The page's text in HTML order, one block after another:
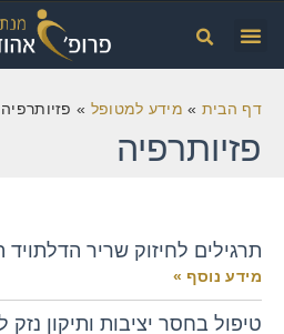
דף הבית » מידע למטופל » פזיותרפיה
פזיותרפיה
תרגילים לחיזוק שריר הדלתויד
מידע נוסף »
טיפול בחסר יציבות ותיקון נזק